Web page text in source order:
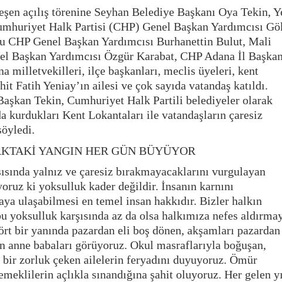
açılış törenine Seyhan Belediye Başkanı Oya Tekin,
Halk Partisi (CHP) Genel Başkan Yardımcısı
CHP Genel Başkan Yardımcısı Burhanettin Bulut, Mali
Başkan Yardımcısı Özgür Karabat, CHP Adana İl
milletvekilleri, ilçe başkanları, meclis üyeleri, kent
Fatih Yeniay’ın ailesi ve çok sayıda vatandaş katıldı.
Başkan Tekin, Cumhuriyet Halk Partili belediyeler olarak
kurdukları Kent Lokantaları ile vatandaşların çaresiz
YANGIN HER GÜN BÜYÜYOR
yalnız ve çaresiz bırakmayacaklarını vurgulayan
ki yoksulluk kader değildir. İnsanın karnını
ulaşabilmesi en temel insan hakkıdır. Bizler halkın
yoksulluk karşısında az da olsa halkımıza nefes
bir yanında pazardan eli boş dönen, akşamları pazardan
anne babaları görüyoruz. Okul masraflarıyla boğuşan,
zorluk çeken ailelerin feryadını duyuyoruz. Ömür
açlıkla sınandığına şahit oluyoruz. Her gelen